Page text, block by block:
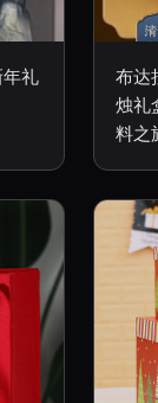
礼
布达
烛礼
料之